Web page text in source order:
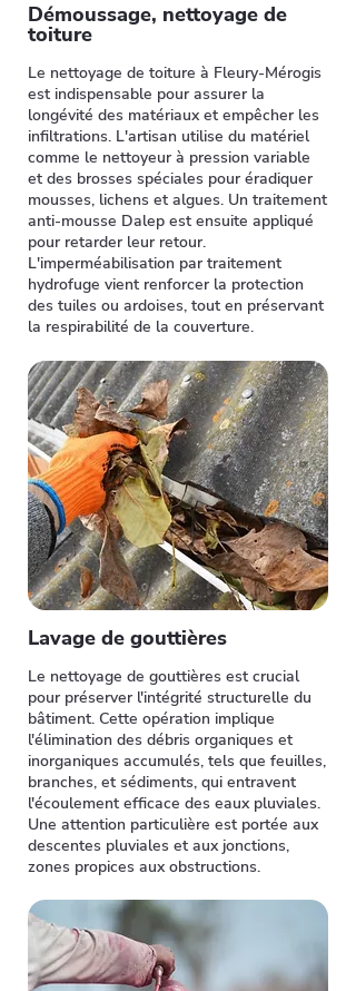
Démoussage, nettoyage de
toiture
Le nettoyage de toiture à Fleury-Mérogis
est indispensable pour assurer la
longévité des matériaux et empêcher les
infiltrations. L'artisan utilise du matériel
comme le nettoyeur à pression variable
et des brosses spéciales pour éradiquer
mousses, lichens et algues. Un traitement
anti-mousse Dalep est ensuite appliqué
pour retarder leur retour.
L'imperméabilisation par traitement
hydrofuge vient renforcer la protection
des tuiles ou ardoises, tout en préservant
la respirabilité de la couverture.
Lavage de gouttières
Le nettoyage de gouttières est crucial
pour préserver l'intégrité structurelle du
bâtiment. Cette opération implique
l'élimination des débris organiques et
inorganiques accumulés, tels que feuilles,
branches, et sédiments, qui entravent
l'écoulement efficace des eaux pluviales.
Une attention particulière est portée aux
descentes pluviales et aux jonctions,
zones propices aux obstructions.